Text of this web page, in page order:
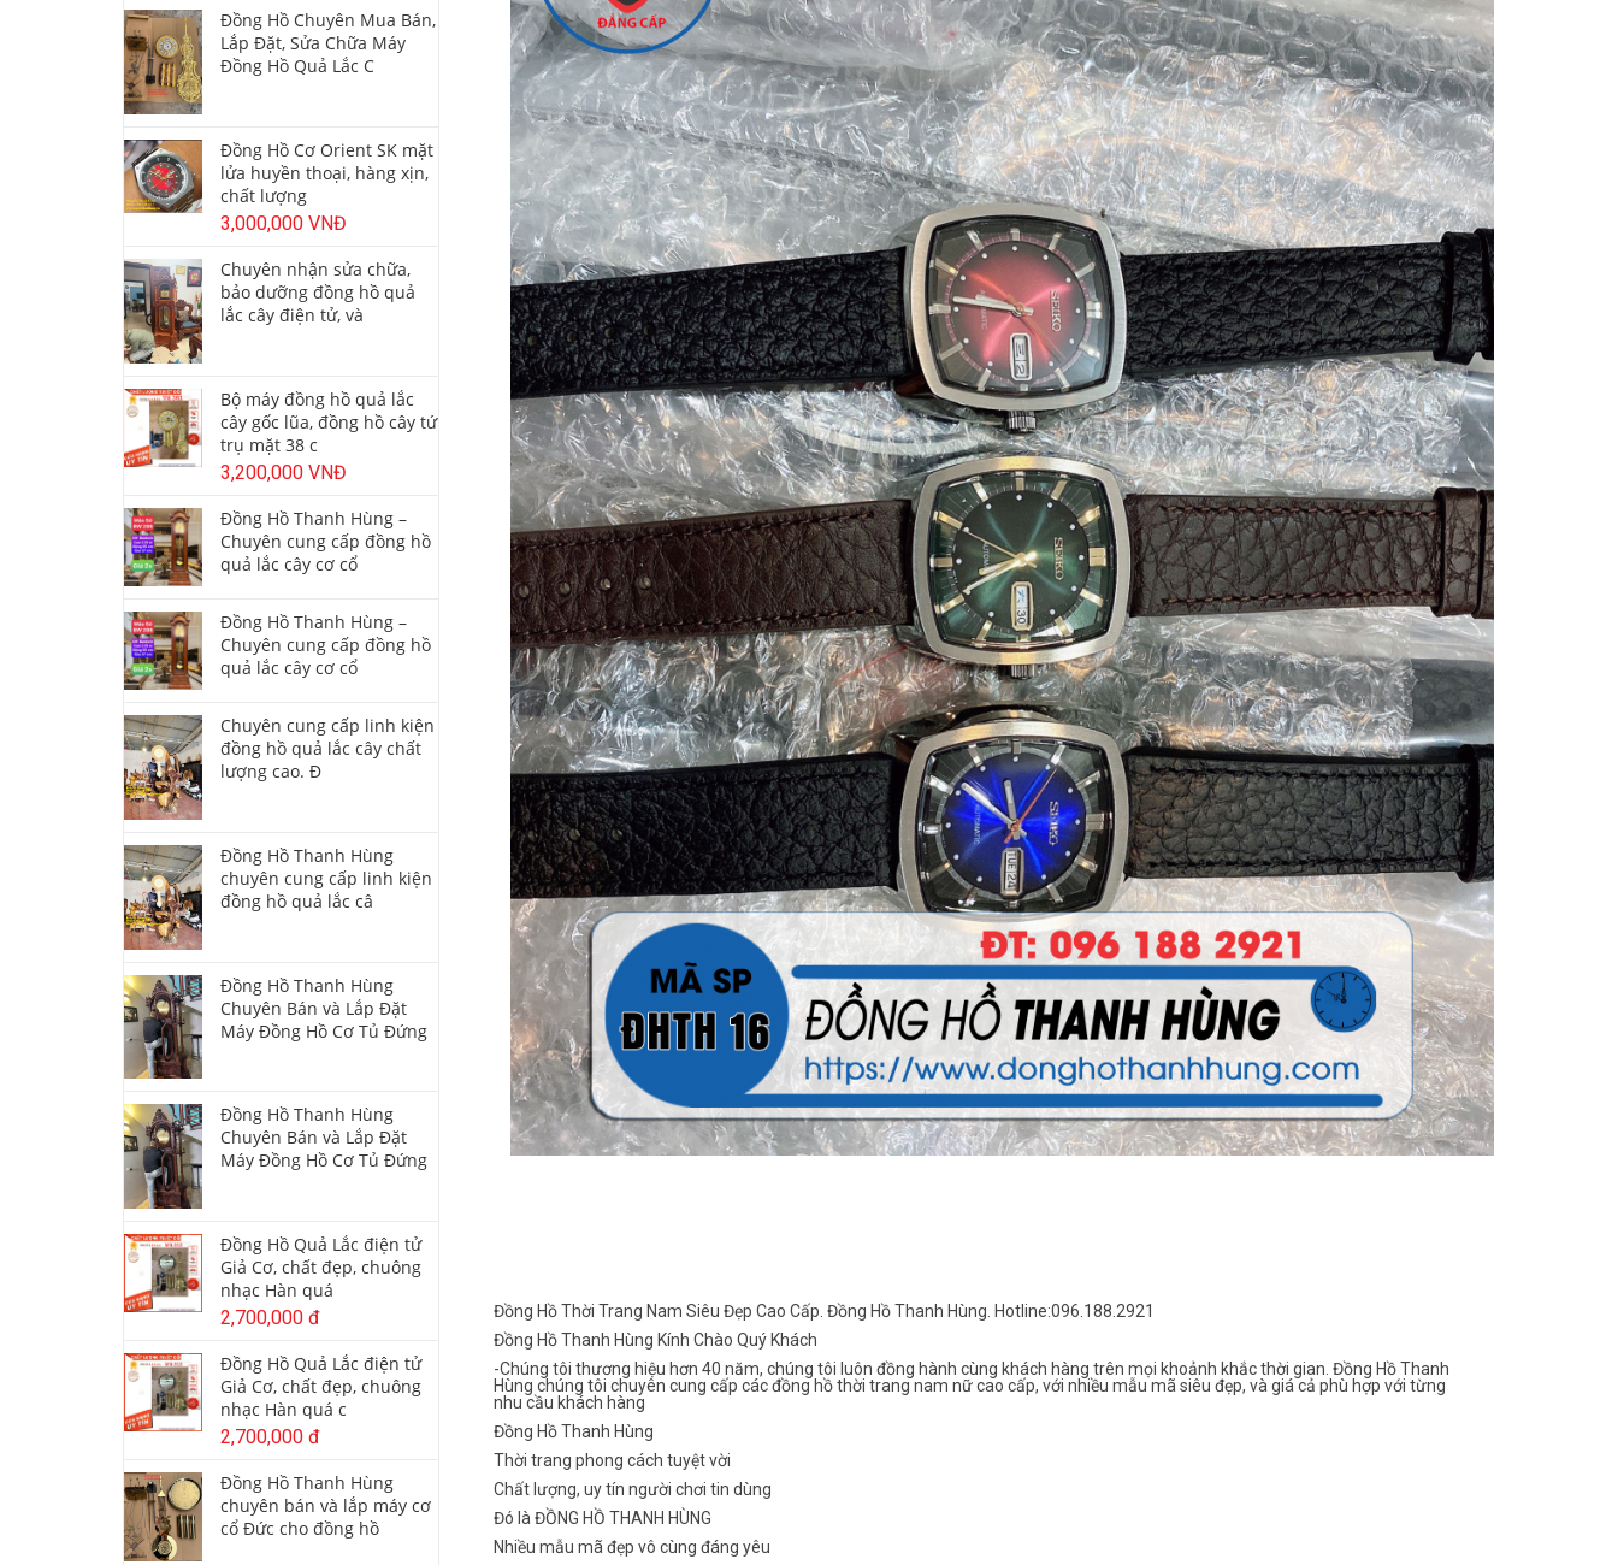
Đồng Hồ Thời Trang Nam Siêu Đẹp Cao Cấp. Đồng Hồ Thanh Hùng. Hotline:096.188.2921
Đồng Hồ Thanh Hùng Kính Chào Quý Khách
-Chúng tôi thương hiệu hơn 40 năm, chúng tôi luôn đồng hành cùng khách hàng trên mọi khoảnh khắc thời gian. Đồng Hồ Thanh
Hùng chúng tôi chuyên cung cấp các đồng hồ thời trang nam nữ cao cấp, với nhiều mẫu mã siêu đẹp, và giá cả phù hợp với từng
nhu cầu khách hàng
Đồng Hồ Thanh Hùng
Thời trang phong cách tuyệt vời
Chất lượng, uy tín người chơi tin dùng
Đó là ĐỒNG HỒ THANH HÙNG
Nhiều mẫu mã đẹp vô cùng đáng yêu
Đồng Hồ Chuyên Mua Bán,
Lắp Đặt, Sửa Chữa Máy
Đồng Hồ Quả Lắc C
Đồng Hồ Cơ Orient SK mặt
lửa huyền thoại, hàng xịn,
chất lượng
3,000,000 VNĐ
Chuyên nhận sửa chữa,
bảo dưỡng đồng hồ quả
lắc cây điện tử, và
Bộ máy đồng hồ quả lắc
cây gốc lũa, đồng hồ cây tứ
trụ mặt 38 c
3,200,000 VNĐ
Đồng Hồ Thanh Hùng –
Chuyên cung cấp đồng hồ
quả lắc cây cơ cổ
Đồng Hồ Thanh Hùng –
Chuyên cung cấp đồng hồ
quả lắc cây cơ cổ
Chuyên cung cấp linh kiện
đồng hồ quả lắc cây chất
lượng cao. Đ
Đồng Hồ Thanh Hùng
chuyên cung cấp linh kiện
đồng hồ quả lắc câ
Đồng Hồ Thanh Hùng
Chuyên Bán và Lắp Đặt
Máy Đồng Hồ Cơ Tủ Đứng
Đồng Hồ Thanh Hùng
Chuyên Bán và Lắp Đặt
Máy Đồng Hồ Cơ Tủ Đứng
Đồng Hồ Quả Lắc điện tử
Giả Cơ, chất đẹp, chuông
nhạc Hàn quá
2,700,000 đ
Đồng Hồ Quả Lắc điện tử
Giả Cơ, chất đẹp, chuông
nhạc Hàn quá c
2,700,000 đ
Đồng Hồ Thanh Hùng
chuyên bán và lắp máy cơ
cổ Đức cho đồng hồ